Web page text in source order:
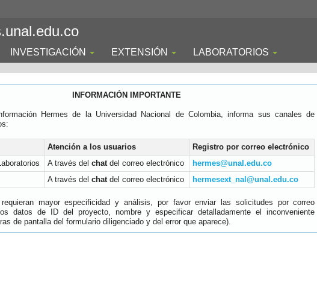
INVESTIGACIÓN EXTENSIÓN LABORATORIOS
INFORMACIÓN IMPORTANTE
Hermes de la Universidad Nacional de Colombia, informa sus canales de
Atención a los usuarios
Registro por correo electrónico
A través del chatdel correo electrónico
hermes@unal.edu.co
A través del chatdel correo electrónico hermesext_nal@unal.edu.co
mayor especificidad y análisis, por favor enviar las solicitudes por correo
datos de ID del proyecto, nombre y especificar detalladamente el inconveniente
de pantalla del formulario diligenciado y del error que aparece).